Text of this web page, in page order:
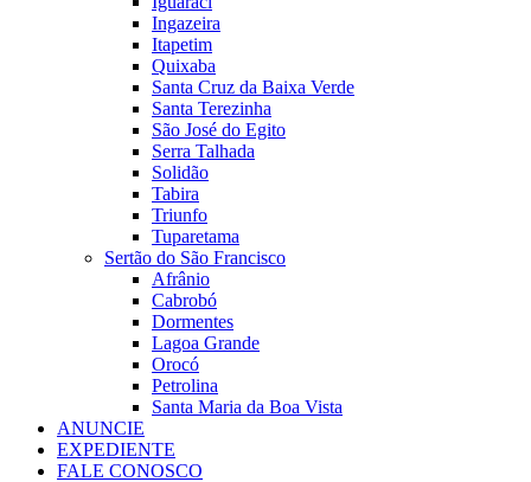
Ingazeira
Itapetim
Quixaba
Santa Cruz da Baixa Verde
Santa Terezinha
São José do Egito
Serra Talhada
Solidão
Tabira
Triunfo
Tuparetama
Sertão do São Francisco
Afrânio
Cabrobó
Dormentes
Lagoa Grande
Orocó
Petrolina
Santa Maria da Boa Vista
ANUNCIE
EXPEDIENTE
FALE CONOSCO